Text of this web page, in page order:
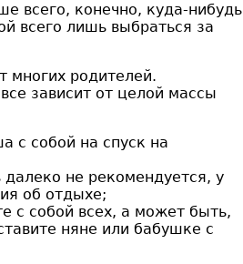
всего, конечно, куда-нибудь
всего лишь выбраться за
многих родителей.
зависит от целой массы
с собой на спуск на
не рекомендуется, у
об отдыхе;
с собой всех, а может быть,
няне или бабушке с